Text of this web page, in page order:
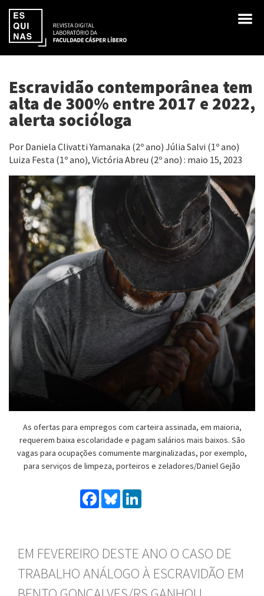
Escravidão contemporânea tem
alta de 300% entre 2017 e 2022,
alerta socióloga
Por Daniela Clivatti Yamanaka (2º ano) Júlia Salvi (1º ano)
Luiza Festa (1º ano), Victória Abreu (2º ano) : maio 15, 2023
As ofertas para empregos com carteira assinada, em maioria,
requerem baixa escolaridade e pagam salários mais baixos. São
vagas para ocupações comumente marginalizadas, por exemplo,
para serviços de limpeza, porteiros e zeladores/Daniel Gejão
Facebook
Bluesky
EM FEVEREIRO DESTE ANO O CASO DE
TRABALHO ANÁLOGO À ESCRAVIDÃO EM